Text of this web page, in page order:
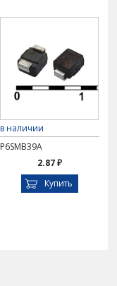
в наличии
P6SMB39A
2.87 ₽
Купить